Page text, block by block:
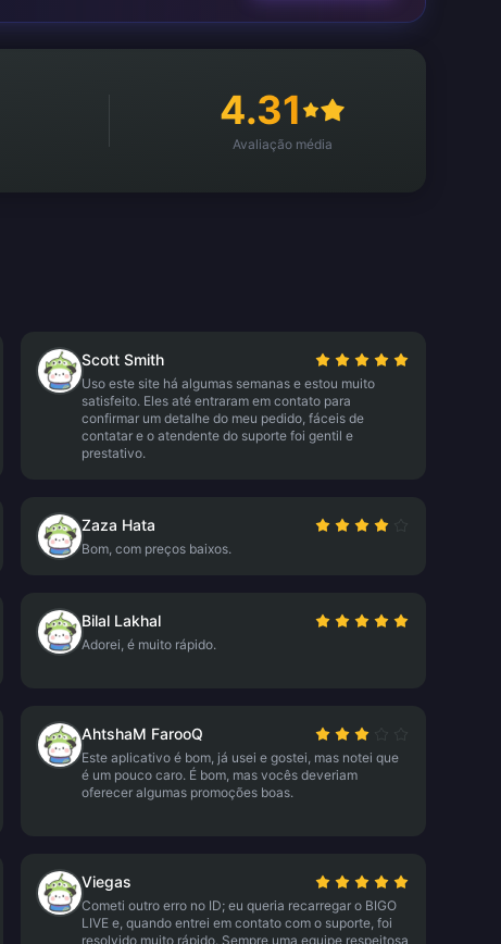
4.31
Avaliação média
Scott Smith
Uso este site há algumas semanas e estou muito
satisfeito. Eles até entraram em contato para
confirmar um detalhe do meu pedido, fáceis de
contatar e o atendente do suporte foi gentil e
prestativo.
Zaza Hata
Bom, com preços baixos.
Bilal Lakhal
Adorei, é muito rápido.
AhtshaM FarooQ
Este aplicativo é bom, já usei e gostei, mas notei que
é um pouco caro. É bom, mas vocês deveriam
oferecer algumas promoções boas.
Viegas
Cometi outro erro no ID; eu queria recarregar o BIGO
LIVE e, quando entrei em contato com o suporte, foi
resolvido muito rápido. Sempre uma equipe respeitosa